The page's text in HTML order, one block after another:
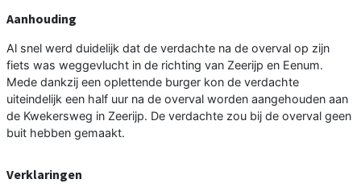
Aanhouding
Al snel werd duidelijk dat de verdachte na de overval op zijn
fiets was weggevlucht in de richting van Zeerijp en Eenum.
Mede dankzij een oplettende burger kon de verdachte
uiteindelijk een half uur na de overval worden aangehouden aan
de Kwekersweg in Zeerijp. De verdachte zou bij de overval geen
buit hebben gemaakt.
Verklaringen